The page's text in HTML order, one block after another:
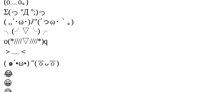
Σ(っ °Д °;)っ
( ,,´･ω･)ﾉ"(´っω･｀｡)
╮(╯▽╰)╭
o(*////▽////*)q
＞﹏＜
( ๑´•ω•) "(ㆆᴗㆆ)
😂
😀